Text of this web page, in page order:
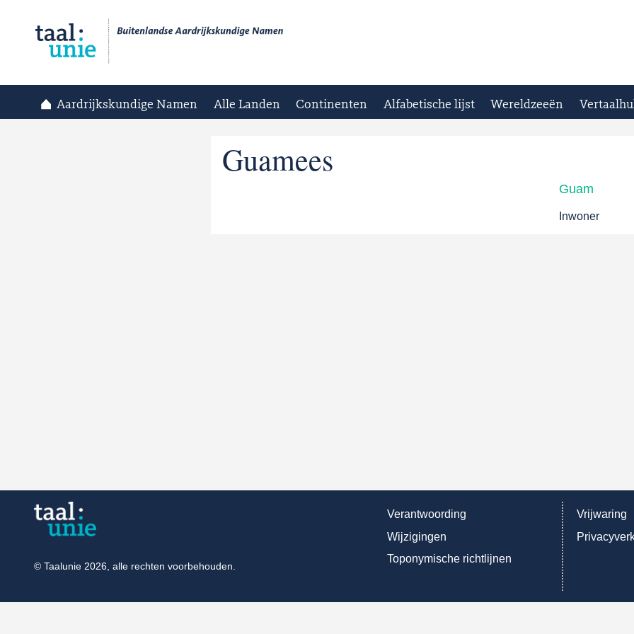
Aardrijkskundige Namen Alle Landen Continenten Alfabetische lijst Wereldzeeën
Guamees
Guam
Inwoner
Verantwoording
Wijzigingen
Toponymische richtlijnen
Vrijwaring
© Taalunie 2026, alle rechten voorbehouden.